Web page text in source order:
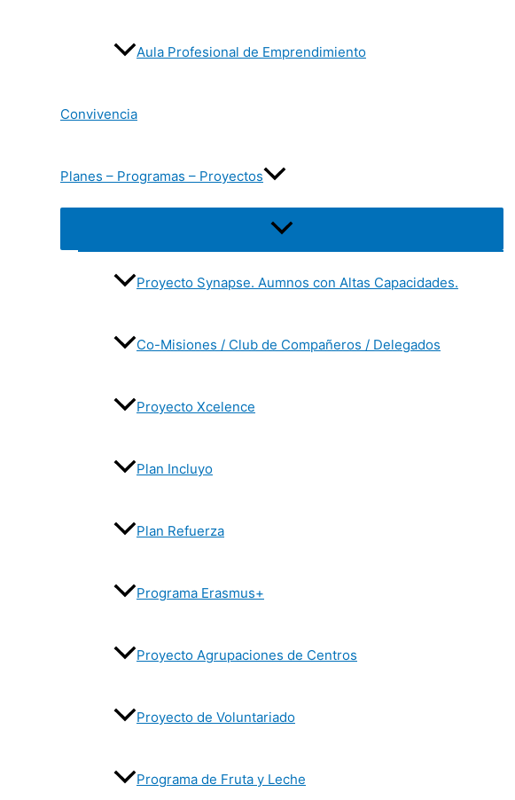
Aula Profesional de Emprendimiento
Convivencia
Planes – Programas – Proyectos
Alternar
menú
Proyecto Synapse. Aumnos con Altas Capacidades.
Co-Misiones / Club de Compañeros / Delegados
Proyecto Xcelence
Plan Incluyo
Plan Refuerza
Programa Erasmus+
Proyecto Agrupaciones de Centros
Proyecto de Voluntariado
Programa de Fruta y Leche